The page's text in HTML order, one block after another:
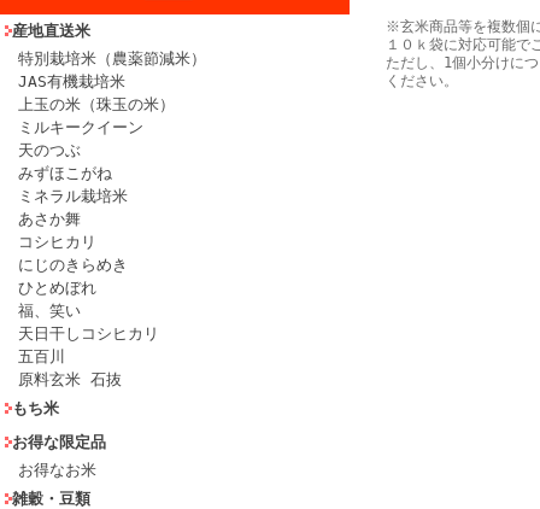
産地直送米
特別栽培米（農薬節減米）
JAS有機栽培米
上玉の米（珠玉の米）
ミルキークイーン
天のつぶ
みずほこがね
ミネラル栽培米
あさか舞
コシヒカリ
にじのきらめき
ひとめぼれ
福、笑い
天日干しコシヒカリ
五百川
原料玄米 石抜
もち米
お得な限定品
お得なお米
雑穀・豆類
※玄米商品等を複数個
１０ｋ袋に対応可能で
ただし、1個小分けに
ください。